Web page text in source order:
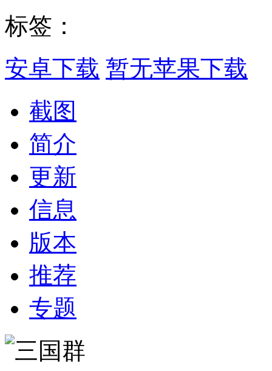
标签：
安卓下载 暂无苹果下载
截图
简介
更新
信息
版本
推荐
专题